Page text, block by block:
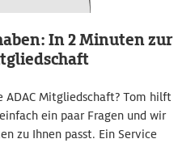
In 2 Minuten zur
ADAC Mitgliedschaft? Tom hilft
ein paar Fragen und wir
zu Ihnen passt. Ein Service